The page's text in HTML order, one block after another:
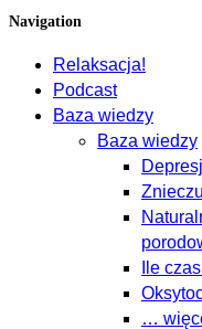
Navigation
Relaksacja!
Podcast
Baza wiedzy
Baza wiedzy
Ile
…